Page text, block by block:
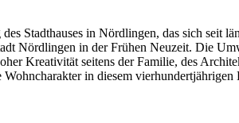
Stadthauses in Nördlingen, das sich seit
Nördlingen in der Frühen Neuzeit. Die
Kreativität seitens der Familie, des
in diesem